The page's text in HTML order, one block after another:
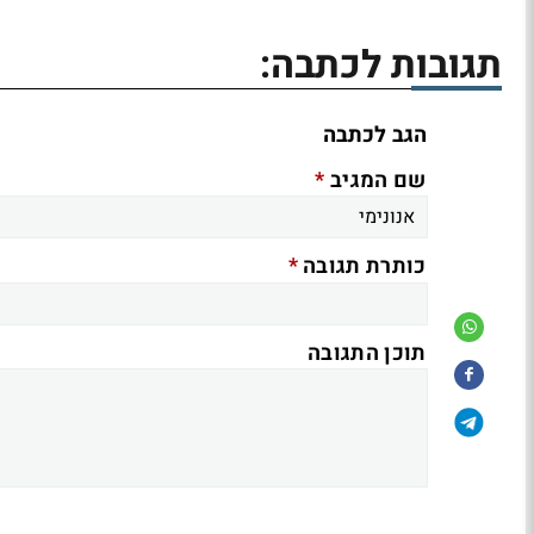
תגובות לכתבה:
הגב לכתבה
שם המגיב*
כותרת תגובה*
תוכן התגובה